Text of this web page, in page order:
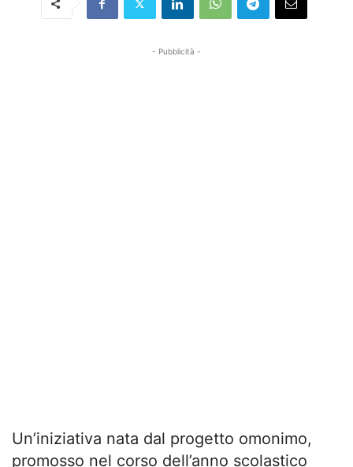
- Pubblicità -
Un’iniziativa nata dal progetto omonimo,
promosso nel corso dell’anno scolastico